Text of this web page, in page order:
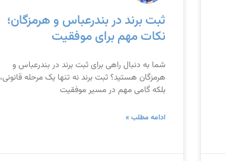
ثبت برند در بندرعباس و هرمزگان؛
نکات مهم برای موفقیت
شما به دنبال راهی برای ثبت برند در بندرعباس و
هرمزگان هستید؟ ثبت برند نه تنها یک مرحله قانونی،
بلکه گامی مهم در مسیر موفقیت
ادامه مطلب »